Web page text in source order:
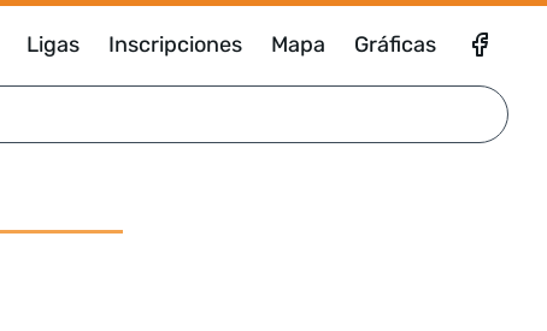
Ligas Inscripciones Mapa Gráficas